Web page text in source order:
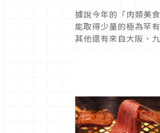
據說今年的「肉類美
能取得少量的極為罕
其他還有來自大阪、